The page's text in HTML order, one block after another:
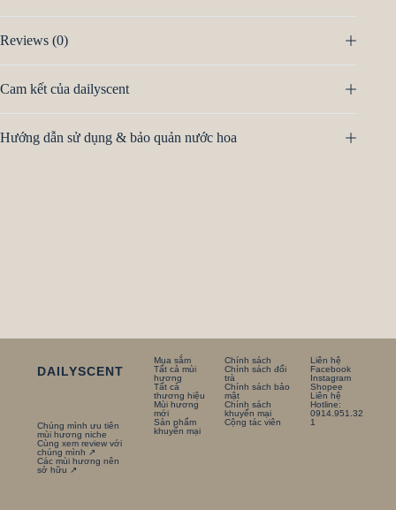
Reviews (0)
Cam kết của dailyscent
Hướng dẫn sử dụng & bảo quản nước hoa
DAILYSCENT
Chúng mình ưu tiên
mùi hương niche
Cùng xem review với
chúng mình ↗
Các mùi hương nên
sở hữu ↗
Mua sắm
Tất cả mùi
hương
Tất cả
thương hiệu
Mùi hương
mới
Sản phẩm
khuyến mại
Chính sách
Chính sách đổi
trà
Chính sách bảo
mật
Chính sách
khuyến mại
Cộng tác viên
Liên hệ
Facebook
Instagram
Shopee
Liên hệ
Hotline:
0914.951.32
1